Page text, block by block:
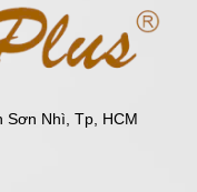
Sơn Nhì, Tp, HCM